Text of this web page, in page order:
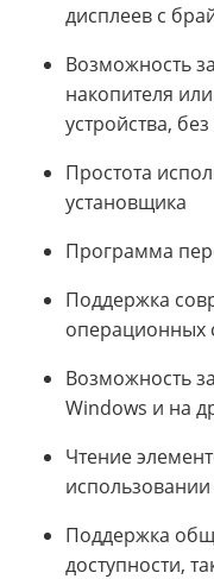
дисплеев с
Возможность
накопителя
устройства,
Простота
установщика
Программа
Поддержка
операционных
Возможность
Windows и на
Чтение
Поддержка
доступности,